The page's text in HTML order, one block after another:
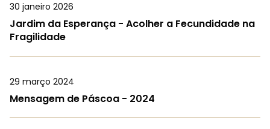
30 janeiro 2026
Jardim da Esperança - Acolher a Fecundidade na
Fragilidade
29 março 2024
Mensagem de Páscoa - 2024